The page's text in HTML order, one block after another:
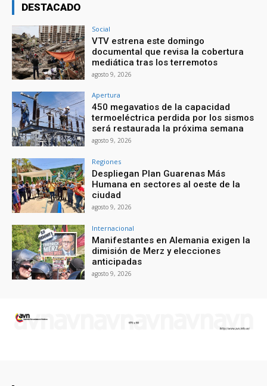
DESTACADO
Social
VTV estrena este domingo
documental que revisa la cobertura
mediática tras los terremotos
agosto 9, 2026
Apertura
450 megavatios de la capacidad
termoeléctrica perdida por los sismos
será restaurada la próxima semana
agosto 9, 2026
Regiones
Despliegan Plan Guarenas Más
Humana en sectores al oeste de la
ciudad
agosto 9, 2026
Internacional
Manifestantes en Alemania exigen la
dimisión de Merz y elecciones
anticipadas
agosto 9, 2026